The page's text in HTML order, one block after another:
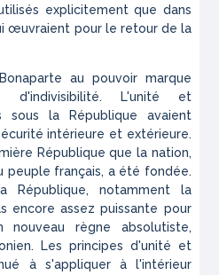
explicitement que dans
œuvraient pour le retour de la
au pouvoir marque
d'indivisibilité. L'unité et
sous la République avaient
intérieure et extérieure.
République que la nation,
peuple français, a été fondée.
République, notamment la
encore assez puissante pour
nouveau règne absolutiste,
Les principes d'unité et
à s'appliquer à l'intérieur